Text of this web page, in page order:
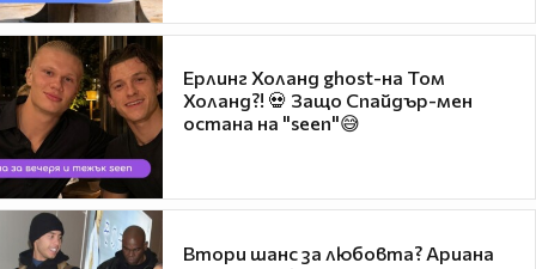
Ерлинг Холанд ghost-на Том
Холанд?! 💀 Защо Спайдър-мен
остана на "seen"😅
Втори шанс за любовта? Ариана